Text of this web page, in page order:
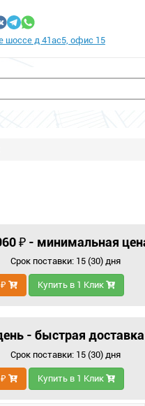
шоссе д 41ас5, офис 15
₽ - минимальная
Срок поставки: 15 (30) дня
₽ Купить в 1 Клик
- быстрая доставка
Срок поставки: 15 (30) дня
₽ Купить в 1 Клик